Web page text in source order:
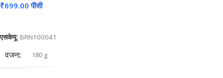
₹699.00 पीसी
एसकेयू: BRN100041
वजन 180 g